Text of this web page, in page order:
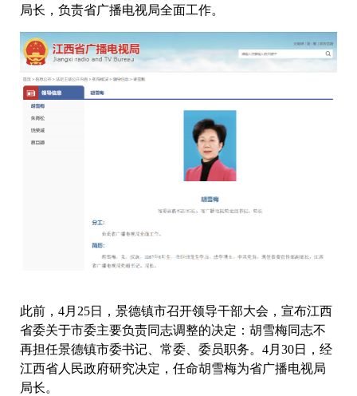
局长，负责省广播电视局全面工作。
此前，4月25日，景德镇市召开领导干部大会，宣布江西
省委关于市委主要负责同志调整的决定：胡雪梅同志不
再担任景德镇市委书记、常委、委员职务。4月30日，经
江西省人民政府研究决定，任命胡雪梅为省广播电视局
局长。